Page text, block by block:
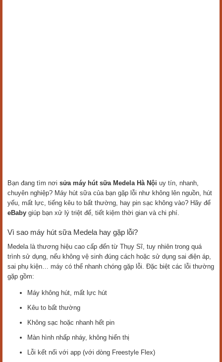
Bạn đang tìm nơi sửa máy hút sữa Medela Hà Nội uy tín, nhanh,
chuyên nghiệp? Máy hút sữa của bạn gặp lỗi như không lên nguồn, hút
yếu, mất lực, tiếng kêu to bất thường, hay pin sạc không vào? Hãy để
eBaby giúp bạn xử lý triệt để, tiết kiệm thời gian và chi phí.
Vì sao máy hút sữa Medela hay gặp lỗi?
Medela là thương hiệu cao cấp đến từ Thụy Sĩ, tuy nhiên trong quá
trình sử dụng, nếu không vệ sinh đúng cách hoặc sử dụng sai điện áp,
sai phụ kiện… máy có thể nhanh chóng gặp lỗi. Đặc biệt các lỗi thường
gặp gồm:
Máy không hút, mất lực hút
Kêu to bất thường
Không sạc hoặc nhanh hết pin
Màn hình nhấp nháy, không hiển thị
Lỗi kết nối với app (với dòng Freestyle Flex)